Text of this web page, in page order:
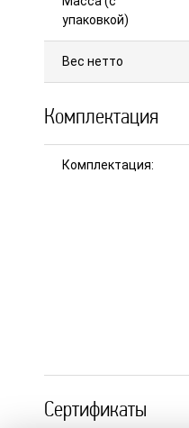
упаковкой)
Вес нетто
Комплектация
Комплектация:
Сертификаты